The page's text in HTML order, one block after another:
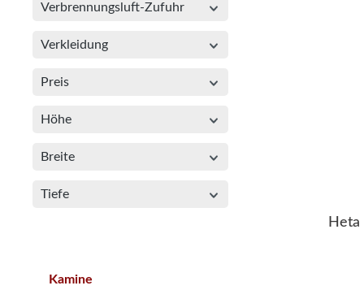
Verbrennungsluft-Zufuhr
Verkleidung
Preis
Höhe
Breite
Tiefe
Kamine
Heta